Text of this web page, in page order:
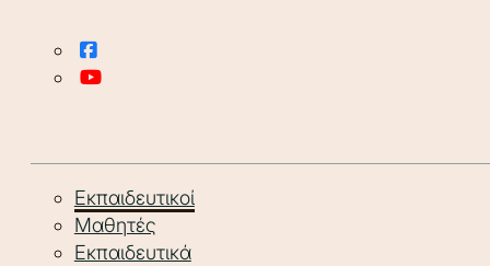
Εκπαιδευτικοί
Μαθητές
Εκπαιδευτικά